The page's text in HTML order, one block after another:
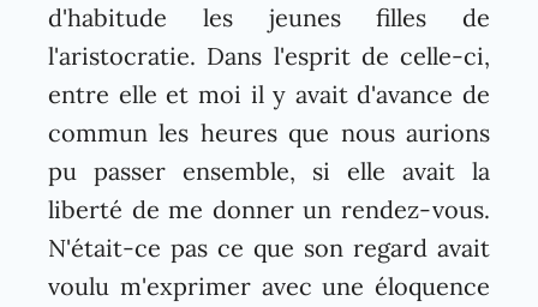
d'habitude les jeunes filles de
l'aristocratie. Dans l'esprit de celle-ci,
entre elle et moi il y avait d'avance de
commun les heures que nous aurions
pu passer ensemble, si elle avait la
liberté de me donner un rendez-vous.
N'était-ce pas ce que son regard avait
voulu m'exprimer avec une éloquence